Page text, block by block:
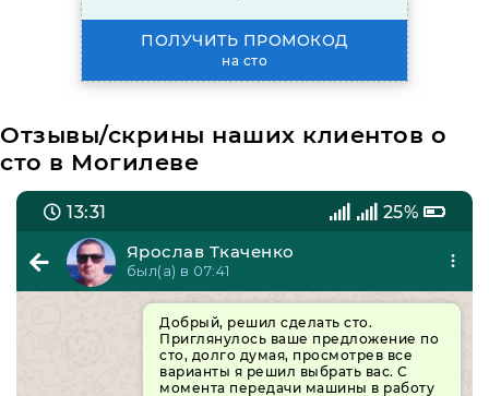
ПОЛУЧИТЬ ПРОМОКОД
на сто
Отзывы/скрины наших клиентов о
сто в Могилеве
13:31
25%
Ярослав Ткаченко
был(а) в 07:41
Добрый, решил сделать сто.
Приглянулось ваше предложение по
сто, долго думая, просмотрев все
варианты я решил выбрать вас. С
момента передачи машины в работу